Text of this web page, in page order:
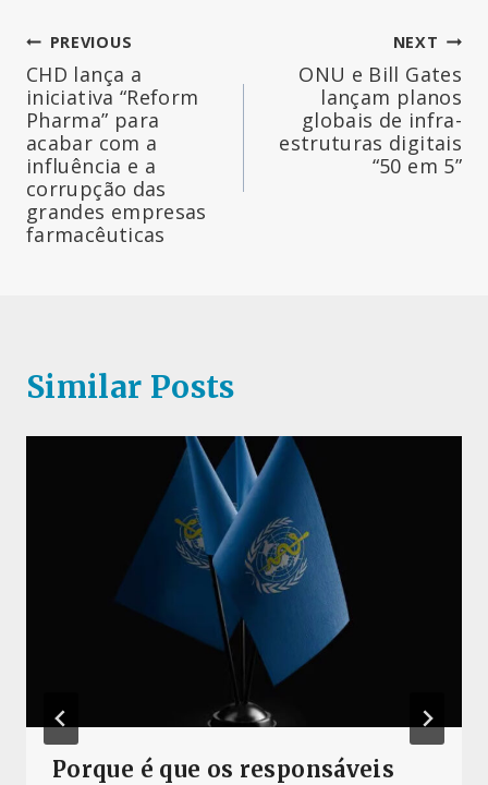
Navegação
de
artigos
PREVIOUS
CHD lança a
iniciativa “Reform
Pharma” para
acabar com a
influência e a
corrupção das
grandes empresas
farmacêuticas
NEXT
ONU e Bill Gates
lançam planos
globais de infra-
estruturas digitais
“50 em 5”
Similar Posts
Porque é que os responsáveis